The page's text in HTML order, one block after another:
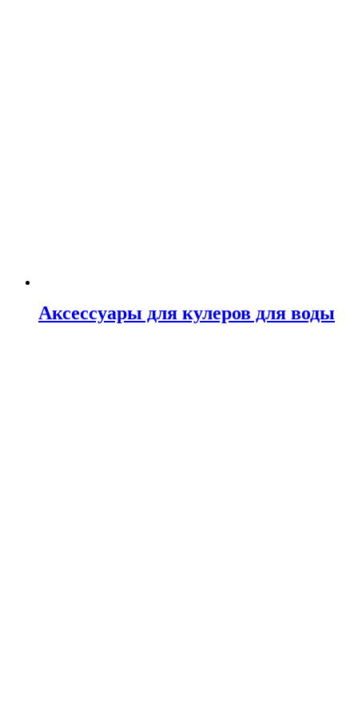
Аксессуары для кулеров для воды